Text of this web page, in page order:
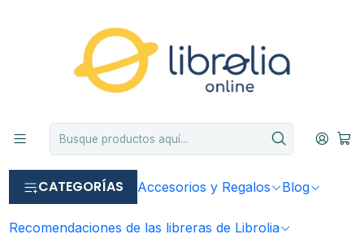
CATEGORÍAS Accesorios y Regalos Blog
Recomendaciones de las libreras de Librolia